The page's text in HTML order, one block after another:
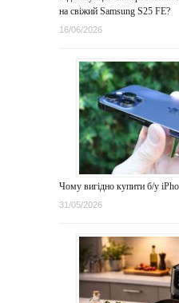
на свіжий Samsung S25 FE?
16/06/2026
Чому вигідно купити б/у
31/05/2026